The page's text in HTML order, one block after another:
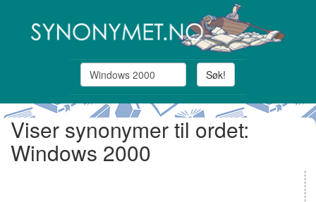
Søk!
Viser synonymer til ordet:
Windows 2000